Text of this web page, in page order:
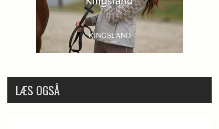
LÆS OGSÅ